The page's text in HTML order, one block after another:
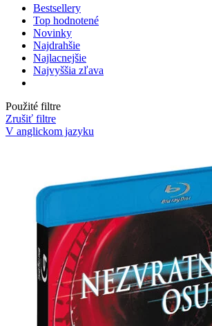
Bestsellery
Top hodnotené
Novinky
Najdrahšie
Najlacnejšie
Najvyššia zľava
Použité filtre
Zrušiť filtre
V anglickom jazyku